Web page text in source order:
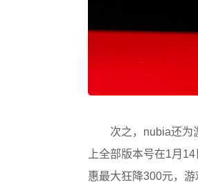
次之，nubia还为
上全部版本号在1月
惠最大狂降300元，